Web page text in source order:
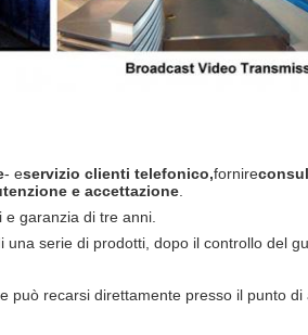
- eservizio clienti telefonico,fornire
e accettazione
garanzia di tre anni.
una serie di prodotti, dopo il controllo del
può recarsi direttamente presso il punto